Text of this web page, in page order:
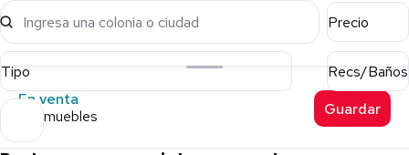
Ingresa una colonia o ciudad Precio
Tipo
Recs/Baños
En venta
61 inmuebles Guardar